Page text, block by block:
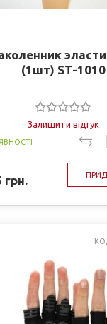
(1шт) ST-1010
Залишити відгук
грн.